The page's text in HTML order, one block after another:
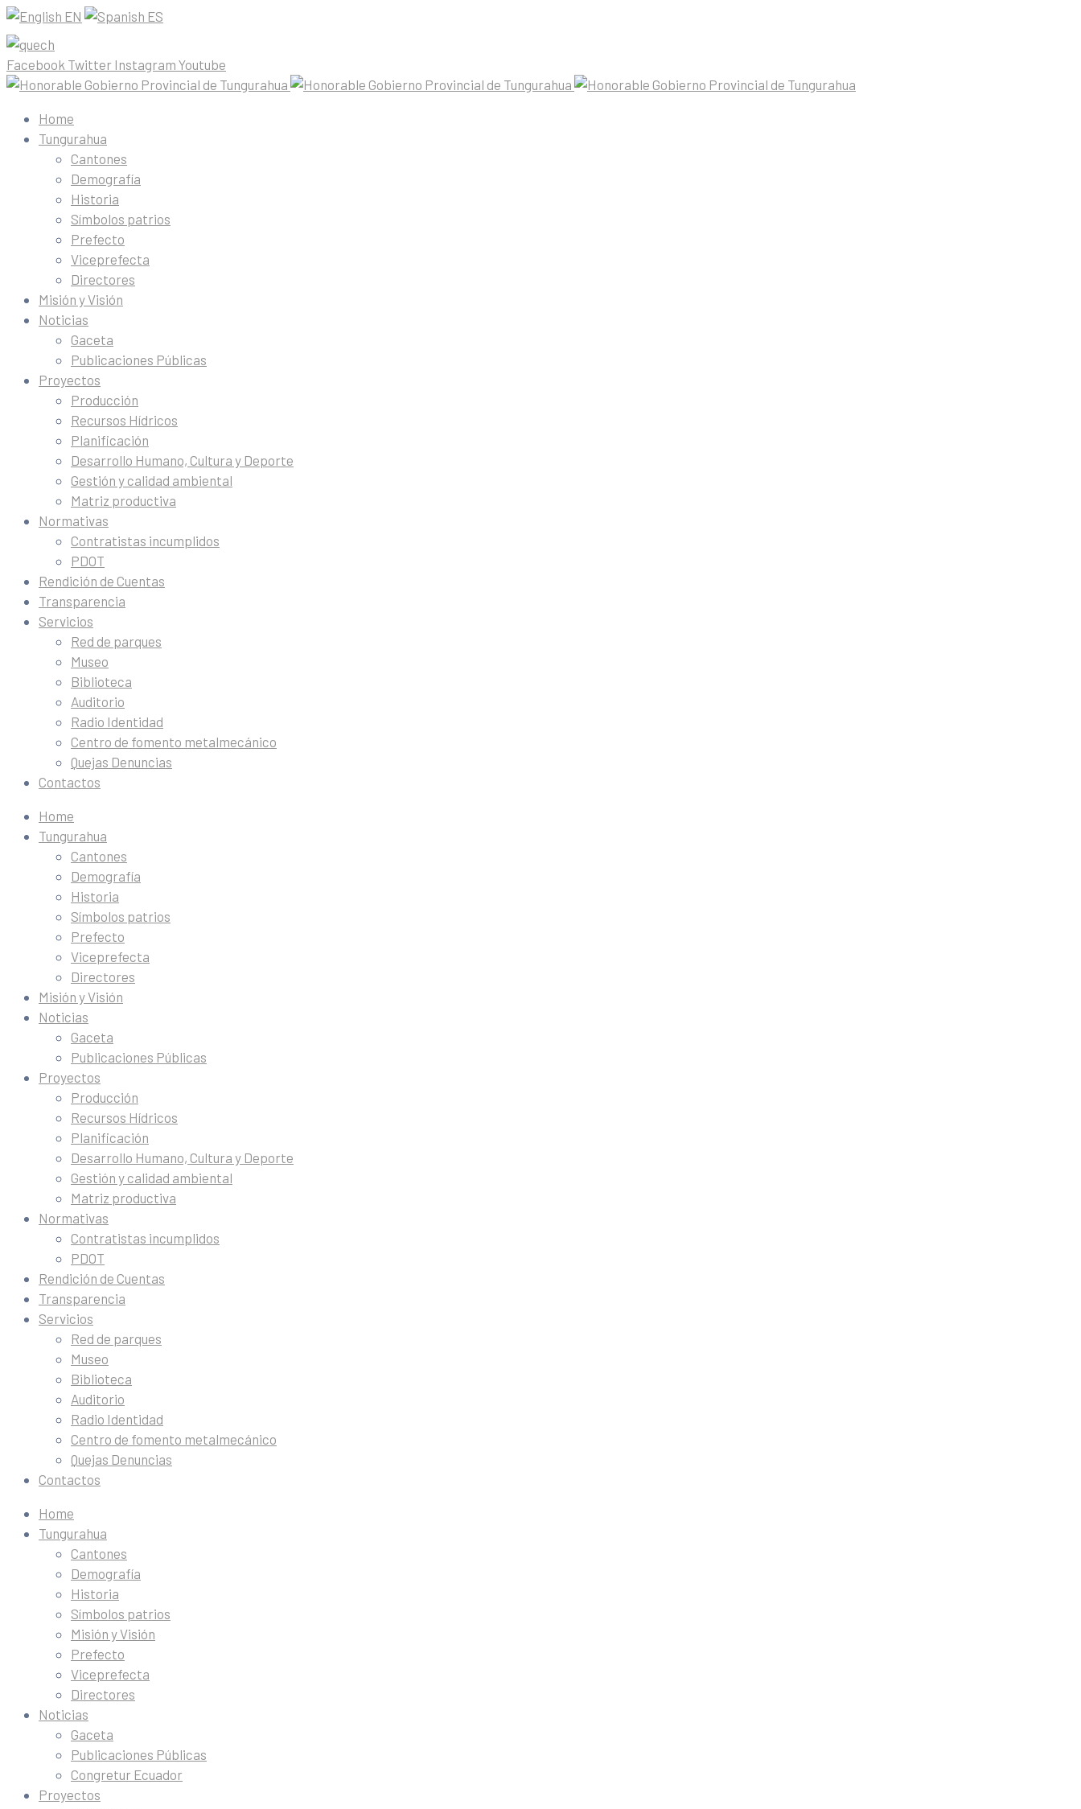
EN ES
Facebook Twitter Instagram Youtube
Home
Tungurahua
Cantones
Demografía
Historia
Símbolos patrios
Prefecto
Viceprefecta
Directores
Misión y Visión
Noticias
Gaceta
Publicaciones Públicas
Proyectos
Producción
Recursos Hídricos
Planificación
Desarrollo Humano, Cultura y Deporte
Gestión y calidad ambiental
Matriz productiva
Normativas
Contratistas incumplidos
PDOT
Rendición de Cuentas
Transparencia
Servicios
Red de parques
Museo
Biblioteca
Auditorio
Radio Identidad
Centro de fomento metalmecánico
Quejas Denuncias
Contactos
Home
Tungurahua
Cantones
Demografía
Historia
Símbolos patrios
Prefecto
Viceprefecta
Directores
Misión y Visión
Noticias
Gaceta
Publicaciones Públicas
Proyectos
Producción
Recursos Hídricos
Planificación
Desarrollo Humano, Cultura y Deporte
Gestión y calidad ambiental
Matriz productiva
Normativas
Contratistas incumplidos
PDOT
Rendición de Cuentas
Transparencia
Servicios
Red de parques
Museo
Biblioteca
Auditorio
Radio Identidad
Centro de fomento metalmecánico
Quejas Denuncias
Contactos
Home
Tungurahua
Cantones
Demografía
Historia
Símbolos patrios
Misión y Visión
Prefecto
Viceprefecta
Directores
Noticias
Gaceta
Publicaciones Públicas
Congretur Ecuador
Proyectos